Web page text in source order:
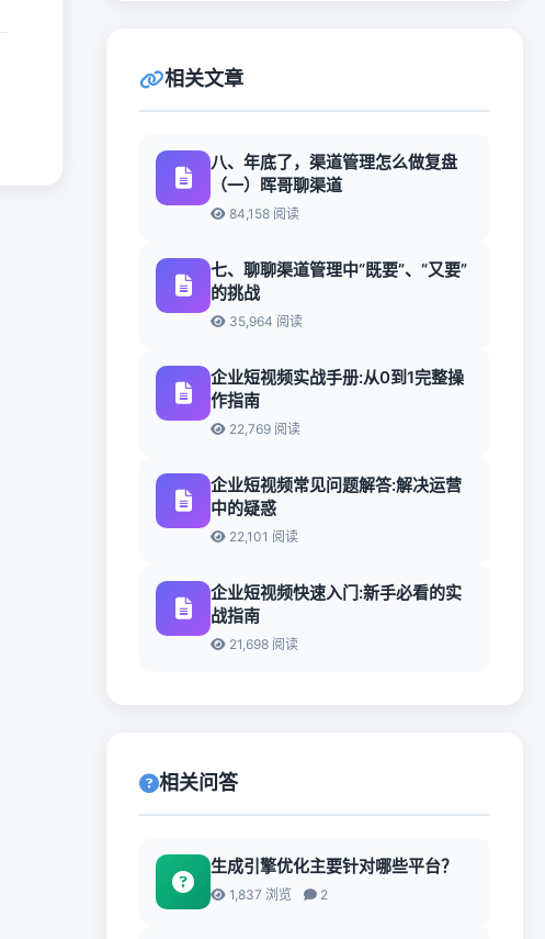
相关文章
八、年底了，渠道管理怎么做复盘
（一）晖哥聊渠道
84,158 阅读
七、聊聊渠道管理中“既要”、“又要”
的挑战
35,964 阅读
企业短视频实战手册:从0到1完整操
作指南
22,769 阅读
企业短视频常见问题解答:解决运营
中的疑惑
22,101 阅读
企业短视频快速入门:新手必看的实
战指南
21,698 阅读
相关问答
生成引擎优化主要针对哪些平台？
1,837 浏览 2